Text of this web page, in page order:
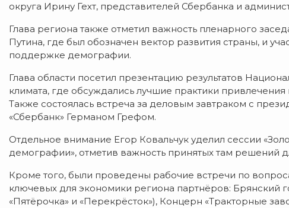
округа Ирину Гехт, представителей Сбербанка и
Глава региона также отметил важность пленарного
Путина, где был обозначен вектор развития страны, и
поддержке демографии.
Глава области посетил презентацию результатов
климата, где обсуждались лучшие практики
Также состоялась встреча за деловым завтраком с
«Сбербанк» Германом Грефом.
Отдельное внимание Егор Ковальчук уделил сессии
демографии», отметив важность принятых там решений
Кроме того, были проведены рабочие встречи по
ключевых для экономики региона партнёров: Брянский
«Пятёрочка» и «Перекрёсток»), Концерн «Тракторные